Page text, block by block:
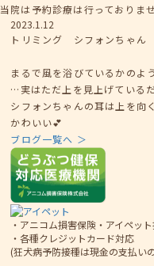
当院は予約診療は行っておりま
2023.1.12
トリミング シフォンちゃん
まるで風を浴びているかのよ
…実はただ上を見上げている
シフォンちゃんの耳は上を向
かわいい💕
ブログ一覧へ ＞
・アニコム損害保険・アイペッ
・各種クレジットカード対応
(狂犬病予防接種は現金の支払い